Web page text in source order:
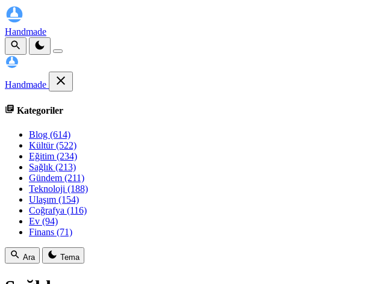
Handmade
Handmade
Kategoriler
Blog (614)
Kültür(522)
Eğitim (234)
Sağlık (213)
Gündem (211)
Teknoloji (188)
Ulaşım (154)
Coğrafya (116)
Ev (94)
Finans (71)
Ara Tema